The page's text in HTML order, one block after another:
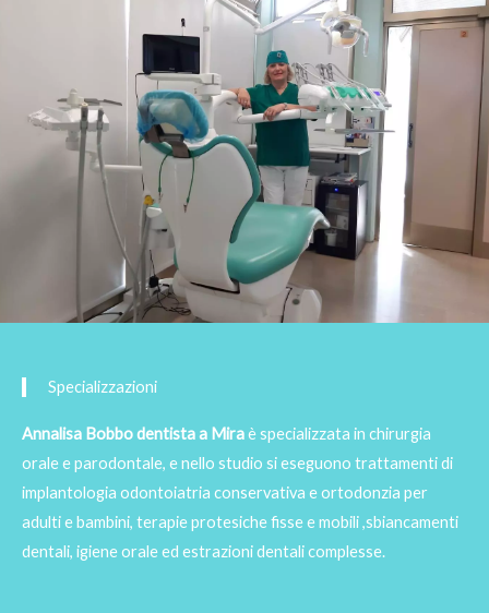
Specializzazioni
Annalisa Bobbo dentista a Miraè specializzata in chirurgia
orale e parodontale, e nello studio si eseguono trattamenti di
implantologia odontoiatria conservativa e ortodonzia per
adulti e bambini, terapie protesiche fisse e mobili ,sbiancamenti
dentali, igiene orale ed estrazioni dentali complesse.